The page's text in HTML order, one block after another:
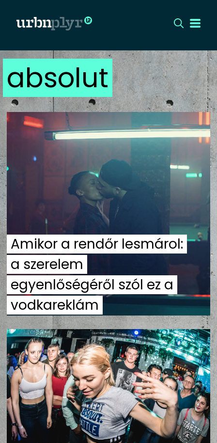
CÍMLAP
DIZÁJN
DIVAT
HIP
KULT
UTCA
ZENE
MÉDIAAJÁNLAT
ADATKEZELÉSI TÁJÉKOZTATÓ
absolut
Amikor a rendőr lesmárol:
a szerelem
egyenlőségéről szól ez a
vodkareklám